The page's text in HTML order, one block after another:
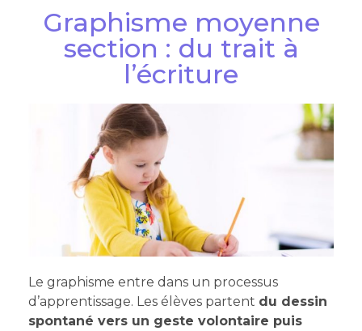
Graphisme moyenne
section : du trait à
l’écriture
Le graphisme entre dans un processus
d’apprentissage. Les élèves partent du dessin
spontané vers un geste volontaire puis